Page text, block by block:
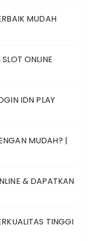
MUDAH
ONLINE
IDN PLAY
MUDAH? |
& DAPATKAN
TINGGI